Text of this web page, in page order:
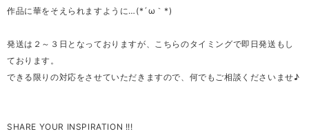
作品に華をそえられますように…(*´ω｀*)
発送は２～３日となっておりますが、こちらのタイミングで即日発送もし
ております。
できる限りの対応をさせていただきますので、何でもご相談くださいませ♪
SHARE YOUR INSPIRATION !!!